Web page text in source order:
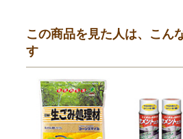
この商品を見た人は、こん
す